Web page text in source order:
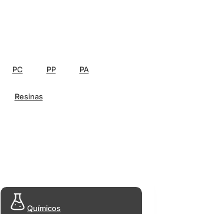
PC PP
PA
Resinas
Químicos